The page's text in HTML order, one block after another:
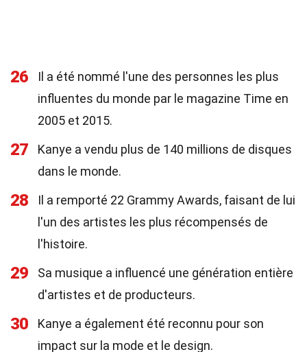
26
Il a été nommé l'une des personnes les plus
influentes du monde par le magazine Time en
2005 et 2015.
27
Kanye a vendu plus de 140 millions de disques
dans le monde.
28
Il a remporté 22 Grammy Awards, faisant de lui
l'un des artistes les plus récompensés de
l'histoire.
29
Sa musique a influencé une génération entière
d'artistes et de producteurs.
30
Kanye a également été reconnu pour son
impact sur la mode et le design.